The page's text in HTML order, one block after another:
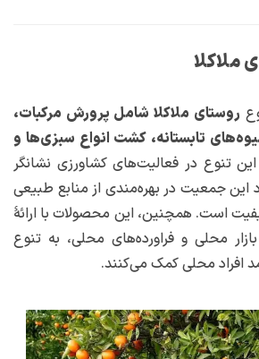
ملاکلا
روستای ملاکلا شامل پرورش مرکبات،
تابستانه، کشت انواع سبزی‌ها و
تنوع در فعالیت‌های کشاورزی نشانگر
این جمعیت در بهره‌مندی از منابع طبیعی
است. همچنین، این محصولات با ارائهٔ
محلی و فراورده‌های محلی، به تنوع
افراد محلی کمک می‌کنند.